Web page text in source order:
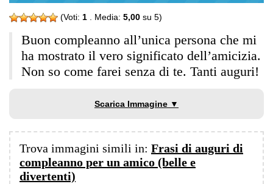
(Voti: 1 . Media: 5,00 su 5)
Buon compleanno all’unica persona che mi
ha mostrato il vero significato dell’amicizia.
Non so come farei senza di te. Tanti auguri!
Scarica Immagine ▼
Trova immagini simili in: Frasi di auguri di
compleanno per un amico (belle e
divertenti)